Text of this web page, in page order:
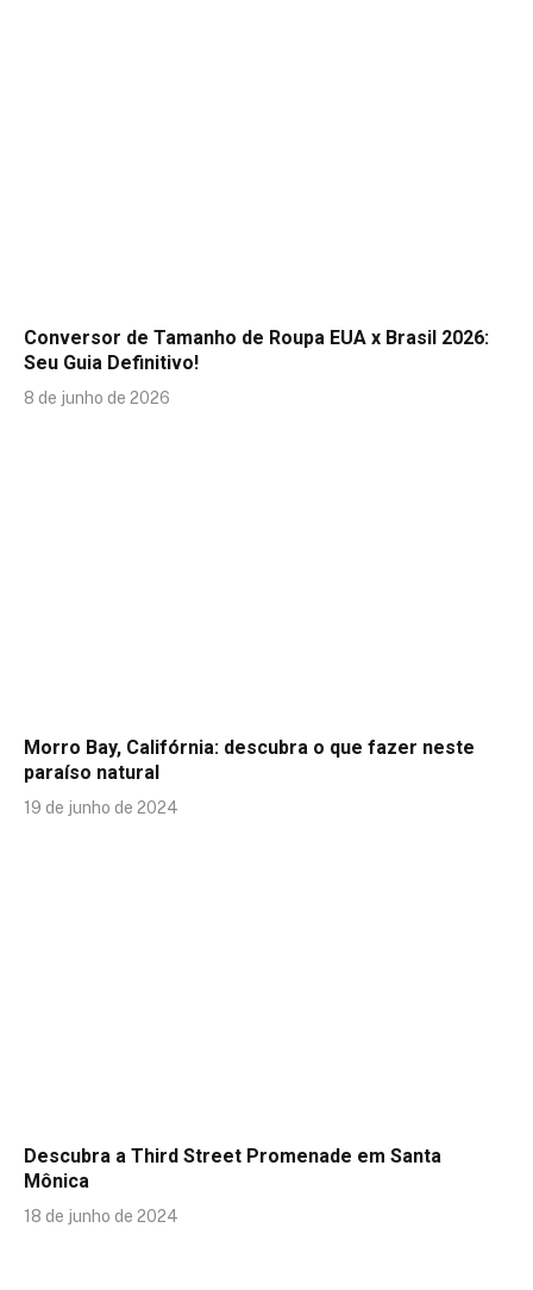
Conversor de Tamanho de Roupa EUA x Brasil 2026:
Seu Guia Definitivo!
8 de junho de 2026
Morro Bay, Califórnia: descubra o que fazer neste
paraíso natural
19 de junho de 2024
Descubra a Third Street Promenade em Santa
Mônica
18 de junho de 2024